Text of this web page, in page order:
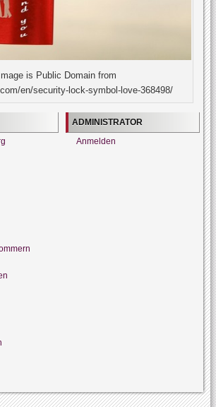
is Public Domain from
en/security-lock-symbol-love-368498/
ADMINISTRATOR
Anmelden